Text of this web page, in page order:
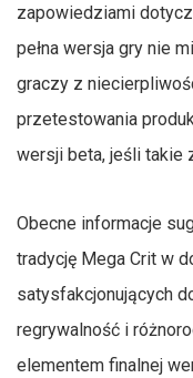
zapowiedziami
pełna wersja gry nie
graczy z
przetestowania
wersji beta, jeśli takie
Obecne informacje
tradycję Mega Crit w
satysfakcjonujących
regrywalność i
elementem finalnej